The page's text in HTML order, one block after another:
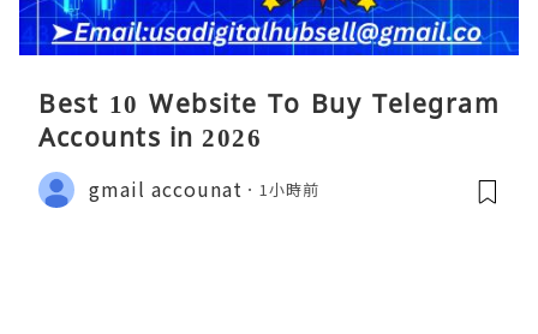
Best 10 Website To Buy Telegram
Accounts in 2026
gmail accounat 1小時前